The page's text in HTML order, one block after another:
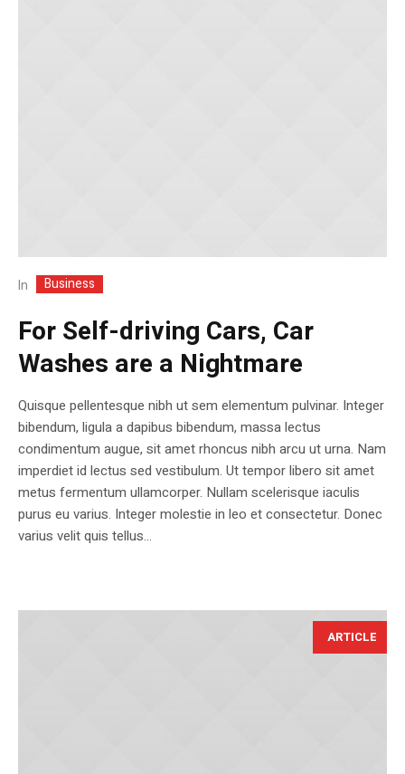
In Business
For Self-driving Cars, Car
Washes are a Nightmare
Quisque pellentesque nibh ut sem elementum pulvinar. Integer
bibendum, ligula a dapibus bibendum, massa lectus
condimentum augue, sit amet rhoncus nibh arcu ut urna. Nam
imperdiet id lectus sed vestibulum. Ut tempor libero sit amet
metus fermentum ullamcorper. Nullam scelerisque iaculis
purus eu varius. Integer molestie in leo et consectetur. Donec
varius velit quis tellus...
ARTICLE